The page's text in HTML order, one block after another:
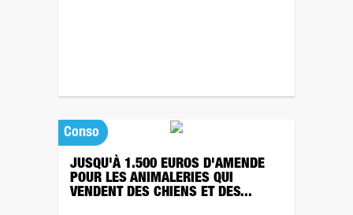
Conso
JUSQU'À 1.500 EUROS D'AMENDE
POUR LES ANIMALERIES QUI
VENDENT DES CHIENS ET DES...